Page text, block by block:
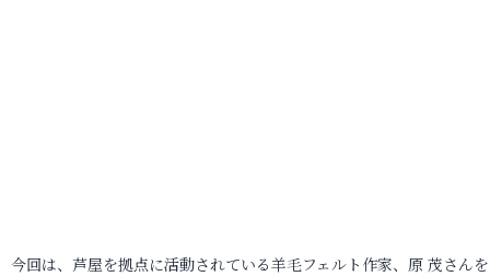
今回は、芦屋を拠点に活動されている羊毛フェルト作家、原 茂さん